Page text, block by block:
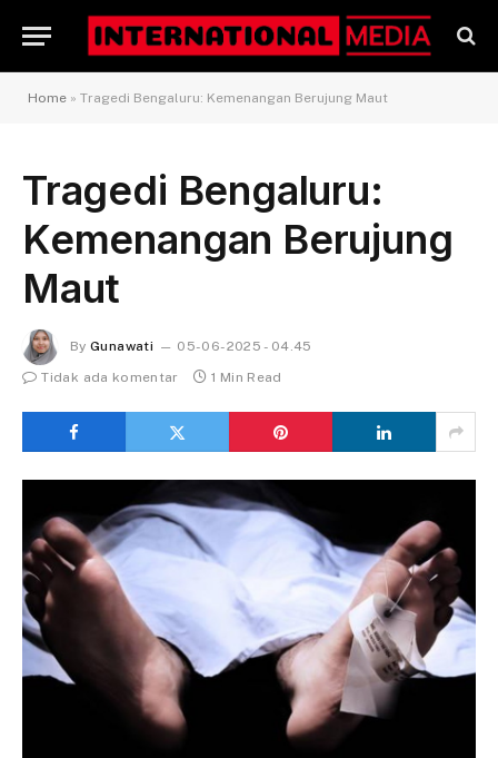
Home » Tragedi Bengaluru: Kemenangan Berujung Maut
Tragedi Bengaluru:
Kemenangan Berujung
Maut
By Gunawati
05-06-2025 - 04.45
Tidak ada komentar
1 Min Read